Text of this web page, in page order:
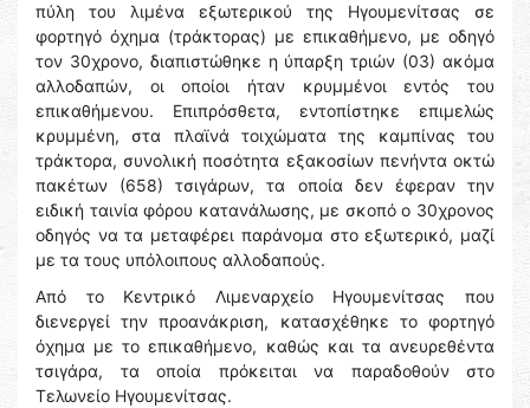
πύλη του λιμένα εξωτερικού της Ηγουμενίτσας σε
φορτηγό όχημα (τράκτορας) με επικαθήμενο, με οδηγό
τον 30χρονο, διαπιστώθηκε η ύπαρξη τριών (03) ακόμα
αλλοδαπών, οι οποίοι ήταν κρυμμένοι εντός του
επικαθήμενου. Επιπρόσθετα, εντοπίστηκε επιμελώς
κρυμμένη, στα πλαϊνά τοιχώματα της καμπίνας του
τράκτορα, συνολική ποσότητα εξακοσίων πενήντα οκτώ
πακέτων (658) τσιγάρων, τα οποία δεν έφεραν την
ειδική ταινία φόρου κατανάλωσης, με σκοπό ο 30χρονος
οδηγός να τα μεταφέρει παράνομα στο εξωτερικό, μαζί
με τα τους υπόλοιπους αλλοδαπούς.
Από το Κεντρικό Λιμεναρχείο Ηγουμενίτσας που
διενεργεί την προανάκριση, κατασχέθηκε το φορτηγό
όχημα με το επικαθήμενο, καθώς και τα ανευρεθέντα
τσιγάρα, τα οποία πρόκειται να παραδοθούν στο
Τελωνείο Ηγουμενίτσας.